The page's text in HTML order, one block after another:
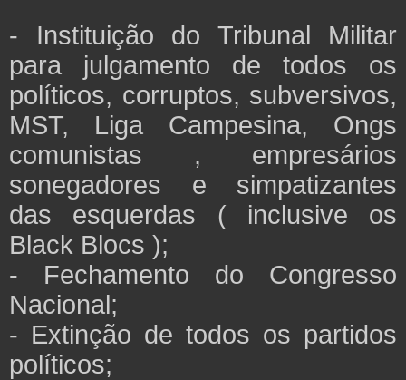
- Instituição do Tribunal Militar
para julgamento de todos os
políticos, corruptos, subversivos,
MST, Liga Campesina, Ongs
comunistas , empresários
sonegadores e simpatizantes
das esquerdas ( inclusive os
Black Blocs );
- Fechamento do Congresso
Nacional;
- Extinção de todos os partidos
políticos;